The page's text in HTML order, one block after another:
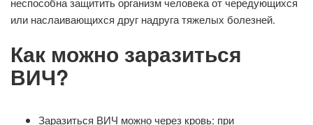
или наслаивающихся друг надруга тяжелых болезней.
Как можно заразиться
ВИЧ?
Заразиться ВИЧ можно через кровь: при